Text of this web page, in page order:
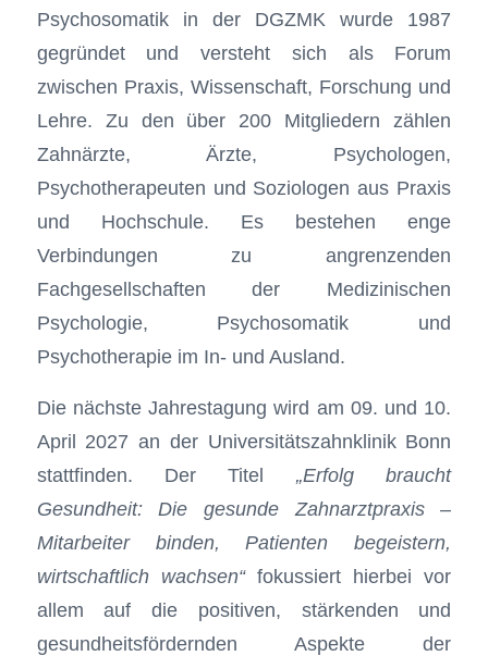
Psychosomatik in der DGZMK wurde 1987
gegründet und versteht sich als Forum
zwischen Praxis, Wissenschaft, Forschung und
Lehre. Zu den über 200 Mitgliedern zählen
Zahnärzte, Ärzte, Psychologen,
Psychotherapeuten und Soziologen aus Praxis
und Hochschule. Es bestehen enge
Verbindungen zu angrenzenden
Fachgesellschaften der Medizinischen
Psychologie, Psychosomatik und
Psychotherapie im In- und Ausland.
Die nächste Jahrestagung wird am 09. und 10.
April 2027 an der Universitätszahnklinik Bonn
stattfinden. Der Titel „Erfolg braucht
Gesundheit: Die gesunde Zahnarztpraxis –
Mitarbeiter binden, Patienten begeistern,
wirtschaftlich wachsen“fokussiert hierbei vor
allem auf die positiven, stärkenden und
gesundheitsfördernden Aspekte der